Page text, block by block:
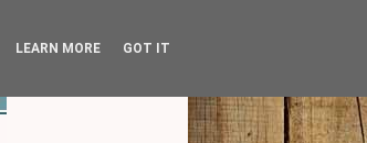
LEARN MORE GOT IT